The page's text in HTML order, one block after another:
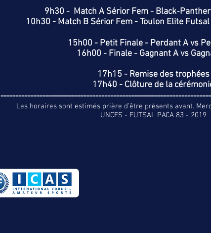
9h30 - Match A Sérior Fem - Black-
10h30 - Match B Sérior Fem - Toulon Elite Futsal
15h00 - Petit Finale - Perdant A vs
16h00 - Finale - Gagnant A vs
17h15 - Remise des trophées
17h40 - Clôture de la
Les horaires sont estimés prière d’être présents avant.
UNCFS - FUTSAL PACA 83 - 2019